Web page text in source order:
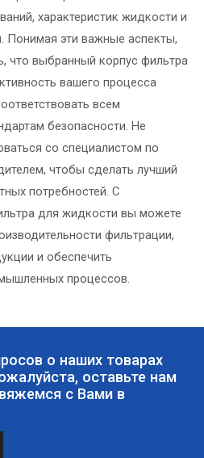
характеристик жидкости и
Понимая эти важные аспекты,
что выбранный корпус фильтра
вашего процесса
всем
безопасности. Не
со специалистом по
чтобы сделать лучший
потребностей. С
для жидкости вы можете
фильтрации,
и обеспечить
процессов.
о наших товарах
оставьте нам
с Вами в